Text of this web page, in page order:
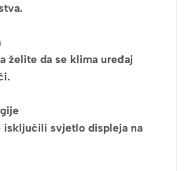
želite da se klima uređaj
isključili svjetlo displeja na